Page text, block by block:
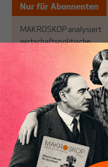
Inhaltsverzeichnis
Nur für Abonnenten
MAKROSKOP analysiert
wirtschaftspolitische
Themen aus einer
postkeynesianischen
Perspektive und ist damit
in Deutschland einzigartig.
MAKROSKOP steht für
das große Ganze. Wir
haben einen Blick auf
Geld, Wirtschaft und
Politik, den Sie so
woanders nicht finden.